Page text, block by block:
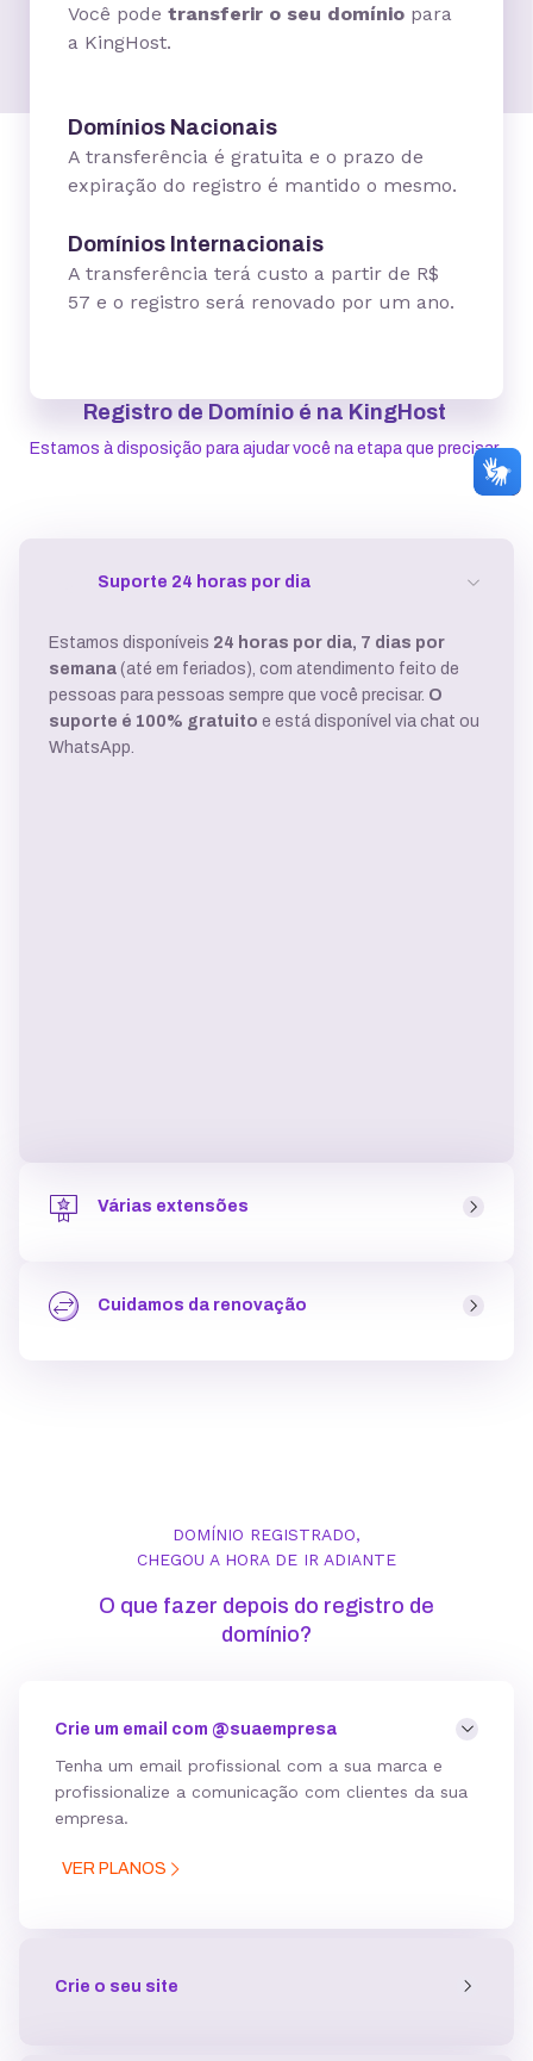
Você pode transferir o seu domínio para
a KingHost.
Domínios Nacionais
A transferência é gratuita e o prazo de
expiração do registro é mantido o mesmo.
Domínios Internacionais
A transferência terá custo a partir de R$
57 e o registro será renovado por um ano.
Registro de Domínio é na KingHost
Estamos à disposição para ajudar você na etapa que precisar.
Suporte 24 horas por dia
Estamos disponíveis 24 horas por dia, 7 dias por
semana (até em feriados), com atendimento feito de
pessoas para pessoas sempre que você precisar. O
suporte é 100% gratuito e está disponível via chat ou
WhatsApp.
Várias extensões
“.com.br”, “.store”, entre outras). Na KingHost você pode
escolher entre mais de 40 opções
Cuidamos da renovação
DOMÍNIO REGISTRADO,
CHEGOU A HORA DE IR ADIANTE
O que fazer depois do registro de
domínio?
Crie um email com @suaempresa
Tenha um email profissional com a sua marca e
profissionalize a comunicação com clientes da sua
empresa.
VER PLANOS
Crie o seu site